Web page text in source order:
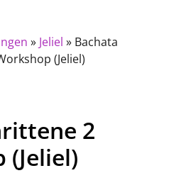
» Jeliel » Bachata
(Jeliel)
2
(Jeliel)